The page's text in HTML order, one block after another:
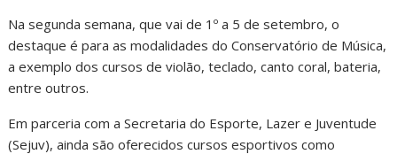
Na segunda semana, que vai de 1º a 5 de setembro, o
destaque é para as modalidades do Conservatório de Música,
a exemplo dos cursos de violão, teclado, canto coral, bateria,
entre outros.
Em parceria com a Secretaria do Esporte, Lazer e Juventude
(Sejuv), ainda são oferecidos cursos esportivos como